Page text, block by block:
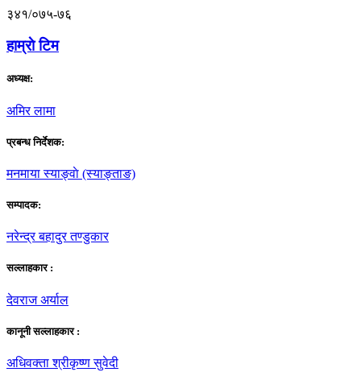
३४१/०७५-७६
हाम्राे टिम
अध्यक्ष:
अमिर लामा
प्रबन्ध निर्देशक:
मनमाया स्याङ्वाे (स्याङ्ताङ)
सम्पादक:
नरेन्द्र बहादुर तण्डुकार
सल्लाहकार :
देवराज अर्याल
कानूनी सल्लाहकार :
अधिवक्ता श्रीकृष्ण सुवेदी